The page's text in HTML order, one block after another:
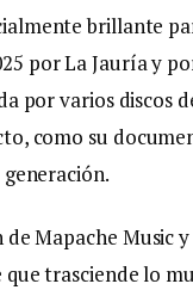
brillante
por La Jauría y
por varios discos
como su
Mapache Music
trasciende lo